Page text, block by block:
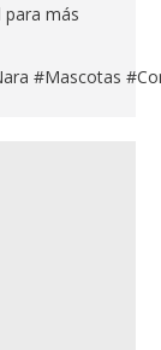
para más
#Mascotas